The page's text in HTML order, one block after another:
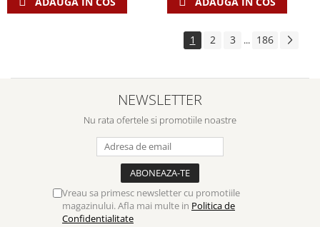
1 2 3 ... 186
NEWSLETTER
Nu rata ofertele si promotiile noastre
Vreau sa primesc newsletter cu promotiile
magazinului. Afla mai multe in Politica de
Confidentialitate